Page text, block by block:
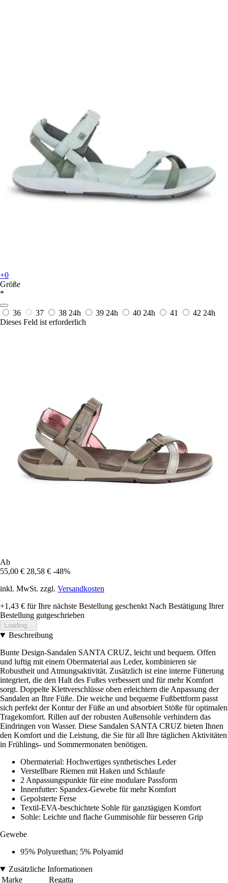
+0
Größe
*
36 37 38 24h 39 24h 40 24h 41 42 24h
Dieses Feld ist erforderlich
Ab
55,00 € 28,58 € -48%
inkl. MwSt. zzgl. Versandkosten
+1,43 € für Ihre nächste Bestellung geschenkt Nach Bestätigung Ihrer
Bestellung gutgeschrieben
Loading...
Beschreibung
Bunte Design-Sandalen SANTA CRUZ, leicht und bequem. Offen
und luftig mit einem Obermaterial aus Leder, kombinieren sie
Robustheit und Atmungsaktivität. Zusätzlich ist eine interne Fütterung
integriert, die den Halt des Fußes verbessert und für mehr Komfort
sorgt. Doppelte Klettverschlüsse oben erleichtern die Anpassung der
Sandalen an Ihre Füße. Die weiche und bequeme Fußbettform passt
sich perfekt der Kontur der Füße an und absorbiert Stöße für optimalen
Tragekomfort. Rillen auf der robusten Außensohle verhindern das
Eindringen von Wasser. Diese Sandalen SANTA CRUZ bieten Ihnen
den Komfort und die Leistung, die Sie für all Ihre täglichen Aktivitäten
in Frühlings- und Sommermonaten benötigen.
Obermaterial: Hochwertiges synthetisches Leder
Verstellbare Riemen mit Haken und Schlaufe
2 Anpassungspunkte für eine modulare Passform
Innenfutter: Spandex-Gewebe für mehr Komfort
Gepolsterte Ferse
Textil-EVA-beschichtete Sohle für ganztägigen Komfort
Sohle: Leichte und flache Gummisohle für besseren Grip
Gewebe
95% Polyurethan; 5% Polyamid
Zusätzliche Informationen
Marke
Regatta